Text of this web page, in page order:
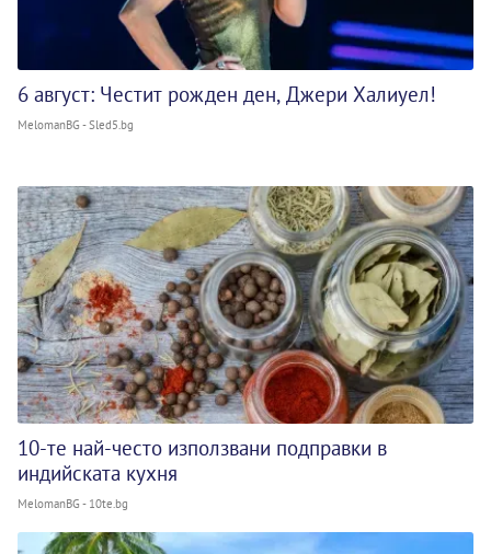
6 август: Честит рожден ден, Джери Халиуел!
MelomanBG - Sled5.bg
10-те най-често използвани подправки в
индийската кухня
MelomanBG - 10te.bg